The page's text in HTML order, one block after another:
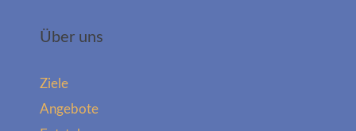
Über uns
Ziele
Angebote